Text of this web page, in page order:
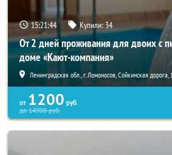
15:21:44 Купили: 34
От 2 дней проживания для двоих с
доме «Кают-компания»
Ленинградская обл., г. Ломоносов, Сойкинская
от 1200 руб.
до14900руб.